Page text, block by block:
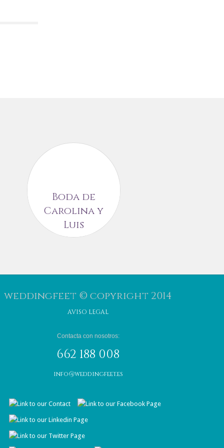
Boda de
Carolina y
Luis
en la boda de
8 JUNIO, 2016
weddingfeet © copyright 2014
AVISO LEGAL
Contacta con nosotros:
662 188 008
info@weddingfeet.es